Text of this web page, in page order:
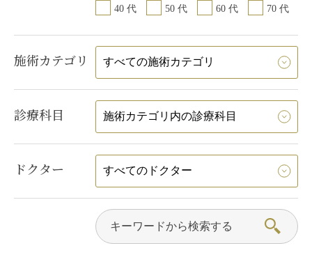
40 代 50 代 60 代 70 代
施術カテゴリ
診療科目
ドクター